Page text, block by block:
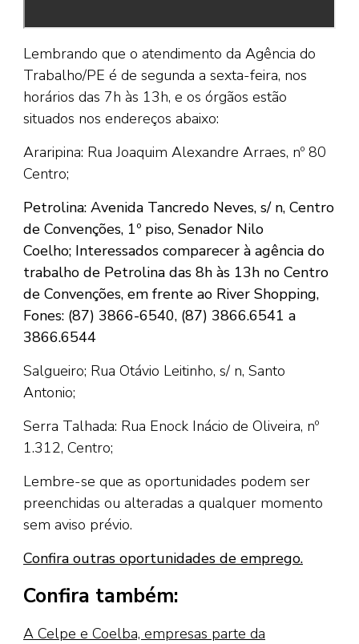
Lembrando que o atendimento da Agência do
Trabalho/PE é de segunda a sexta-feira, nos
horários das 7h às 13h, e os órgãos estão
situados nos endereços abaixo:
Araripina: Rua Joaquim Alexandre Arraes, nº 80
Centro;
Petrolina: Avenida Tancredo Neves, s/ n, Centro
de Convenções, 1º piso, Senador Nilo
Coelho; Interessados comparecer à agência do
trabalho de Petrolina das 8h às 13h no Centro
de Convenções, em frente ao River Shopping,
Fones: (87) 3866-6540, (87) 3866.6541 a
3866.6544
Salgueiro; Rua Otávio Leitinho, s/ n, Santo
Antonio;
Serra Talhada: Rua Enock Inácio de Oliveira, nº
1.312, Centro;
Lembre-se que as oportunidades podem ser
preenchidas ou alteradas a qualquer momento
sem aviso prévio.
Confira outras oportunidades de emprego.
Confira também:
A Celpe e Coelba, empresas parte da